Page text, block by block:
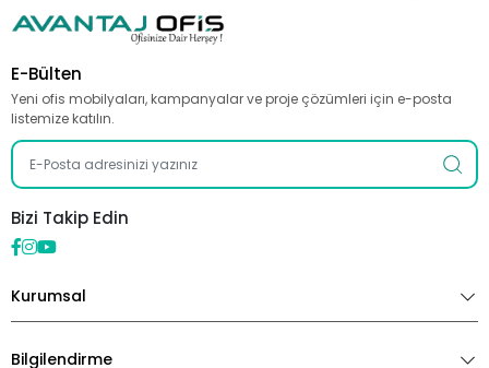
E-Bülten
Yeni ofis mobilyaları, kampanyalar ve proje çözümleri için e-posta
listemize katılın.
Bizi Takip Edin
Kurumsal
Bilgilendirme